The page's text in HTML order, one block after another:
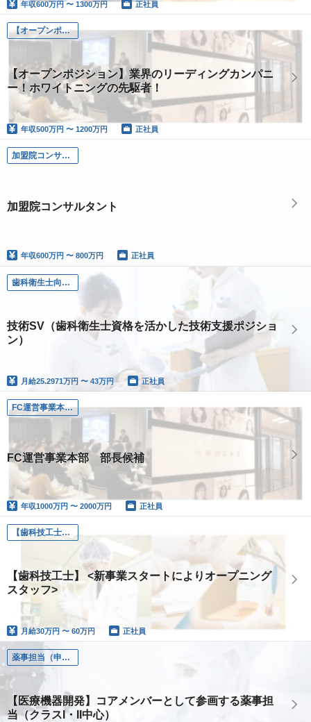
年収600万円 〜 1300万円 正社員
【オープンポジション】
【オープンポジション】業界のリーディングカンパニ
ー！ホワイトニングの先駆者！
年収500万円 〜 1200万円 正社員
加盟院コンサルタント（スーパーバイザー）
加盟院コンサルタント
年収600万円 〜 800万円 正社員
歯科衛生士向け技術トレーナー（歯科衛生士資格が活かせるポジション）
技術SV（歯科衛生士資格を活かした技術支援ポジショ
ン）
月給25.2971万円 〜 43万円 正社員
FC運営事業本部 部長
FC運営事業本部 部長候補
年収1000万円 〜 2000万円 正社員
【歯科技工士】 <新事業スタートによりオープニングスタッフ>
【歯科技工士】 <新事業スタートによりオープニング
スタッフ>
月給30万円 〜 60万円 正社員
薬事担当（申請）
【医療機器開発】コアメンバーとして参画する薬事担
当（クラスI・II中心）